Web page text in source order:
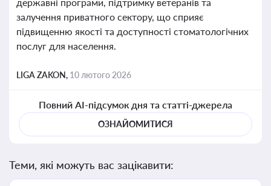
залучення приватного сектору, що сприяє
підвищенню якості та доступності стоматологічних
послуг для населення.
LIGA ZAKON, 10 лютого 2026
Повний AI-підсумок дня та статті-джерела
ОЗНАЙОМИТИСЯ
Теми, які можуть вас зацікавити: